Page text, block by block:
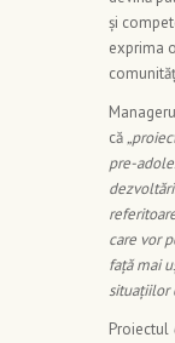
și
exprima
că
pre-
care vor
față mai
situațiilor
Proiectul